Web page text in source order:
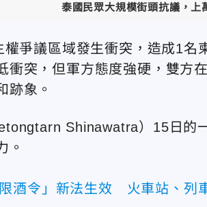
泰國民眾大規模街頭抗議，上
爭議區域發生衝突，造成1名
衝突，但軍方態度強硬，雙方
跡象。
Shinawatra）15日的
。
酒令」新法生效 火車站、列